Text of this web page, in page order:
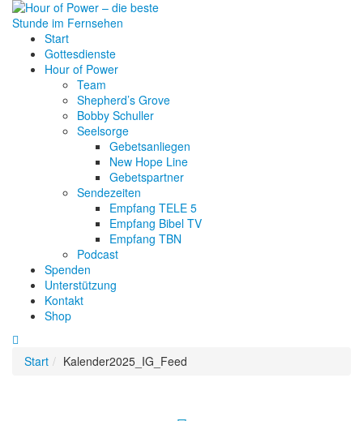
Start
Gottesdienste
Hour of Power
Team
Shepherd’s Grove
Bobby Schuller
Seelsorge
Gebetsanliegen
New Hope Line
Gebetspartner
Sendezeiten
Empfang TELE 5
Empfang Bibel TV
Empfang TBN
Podcast
Spenden
Unterstützung
Kontakt
Shop
Start Kalender2025_IG_Feed